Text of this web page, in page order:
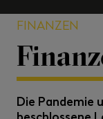
FINANZEN
Die Pandemie